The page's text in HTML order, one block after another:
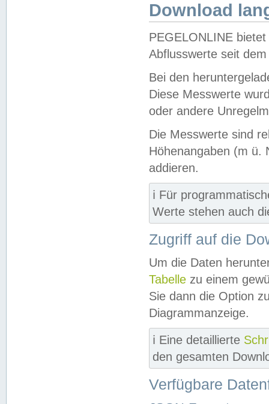
Download
PEGELONLINE
Abflusswerte seit
Bei den
Diese Messwerte
oder andere
Die Messwerte sind
Höhenangaben (m ü.
addieren.
ℹ️ Für
Werte stehen auch
Zugriff auf die
Um die Daten
Tabelle zu einem
Sie dann die Option
Diagrammanzeige.
ℹ️ Eine detaillierte
den gesamten
Verfügbare